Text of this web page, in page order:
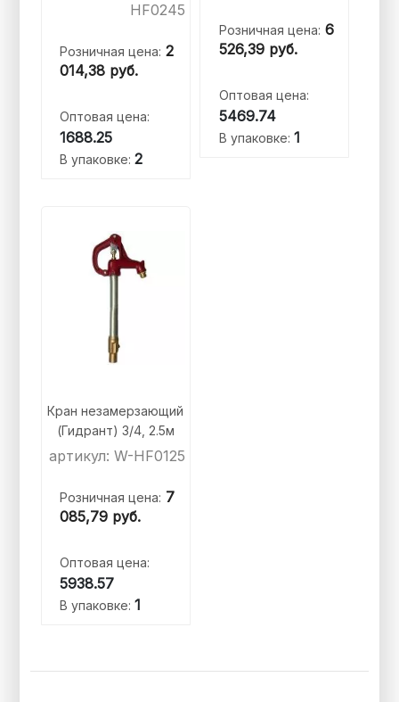
HF0245
Розничная цена: 2
014,38 руб.
Оптовая цена:
1688.25
В упаковке:2
Розничная цена: 6
526,39 руб.
Оптовая цена:
5469.74
В упаковке: 1
Кран незамерзающий
(Гидрант) 3/4, 2.5м
артикул: W-HF0125
Розничная цена: 7
085,79 руб.
Оптовая цена:
5938.57
В упаковке:1